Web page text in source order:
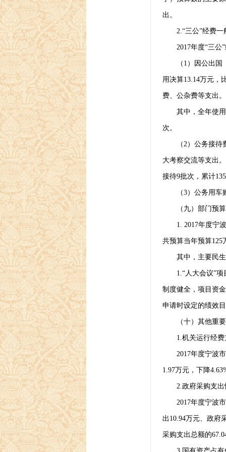
出。
2.“三公”经费一
2017年度“三公”
（ 1 ）因公出国
用决算13.14万元，
费、公杂费等支出
其中，全年使
次。
（2）公务接待
大考察交流等支出
接待9批次，累计135
（3）公务用车
（九）部门预算
1. 2017年度宁
共预算当年预算125
其中，主要民生
1.“人大会议”项
制度健全，项目资
申请时设定的绩效
（十）其他重要
1.机关运行经
2017年度宁波
1.97万元，下降
2.政府采购支出
2017年度宁波
出 10.94万元、政府
采购支出总额的